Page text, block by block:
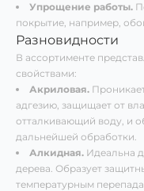
Упрощение работы.
покрытие, например,
Разновидности
В ассортименте
свойствами:
Акриловая.
адгезию, защищает от
отталкивающий воду, и
дальнейшей обработки.
Алкидная. Идеальна
дерева. Образует
температурным